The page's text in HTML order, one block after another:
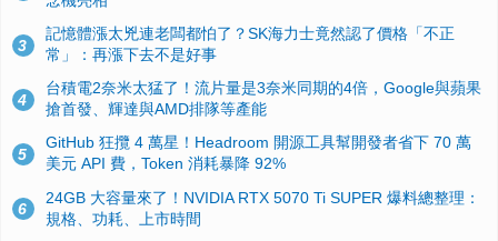
3
記憶體漲太兇連老闆都怕了？SK海力士竟然認了價格「不正
常」：再漲下去不是好事
4
台積電2奈米太猛了！流片量是3奈米同期的4倍，Google與蘋果
搶首發、輝達與AMD排隊等產能
5
GitHub 狂攬 4 萬星！Headroom 開源工具幫開發者省下 70 萬
美元 API 費，Token 消耗暴降 92%
6
24GB 大容量來了！NVIDIA RTX 5070 Ti SUPER 爆料總整理：
規格、功耗、上市時間